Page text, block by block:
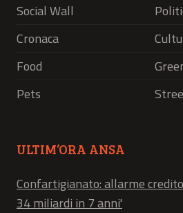
Social Wall
Cronaca
Food
Pets
ULTIM’ORA ANSA
Confartigianato: allarme
34 miliardi in 7 anni'